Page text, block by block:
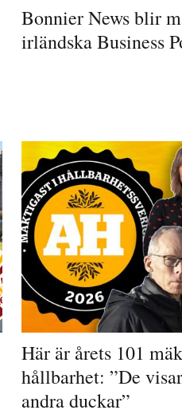
Bonnier News blir
irländska Business
Här är årets 101
hållbarhet: ”De
andra duckar”